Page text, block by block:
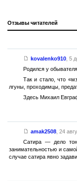
Отзывы читателей
kovalenko910, 5
Родился у
Так и стало, что
лгуны, проходимцы,
Здесь Михаил
amak2508, 24
Сатира — дело
занимательностью и
случае сатира явно